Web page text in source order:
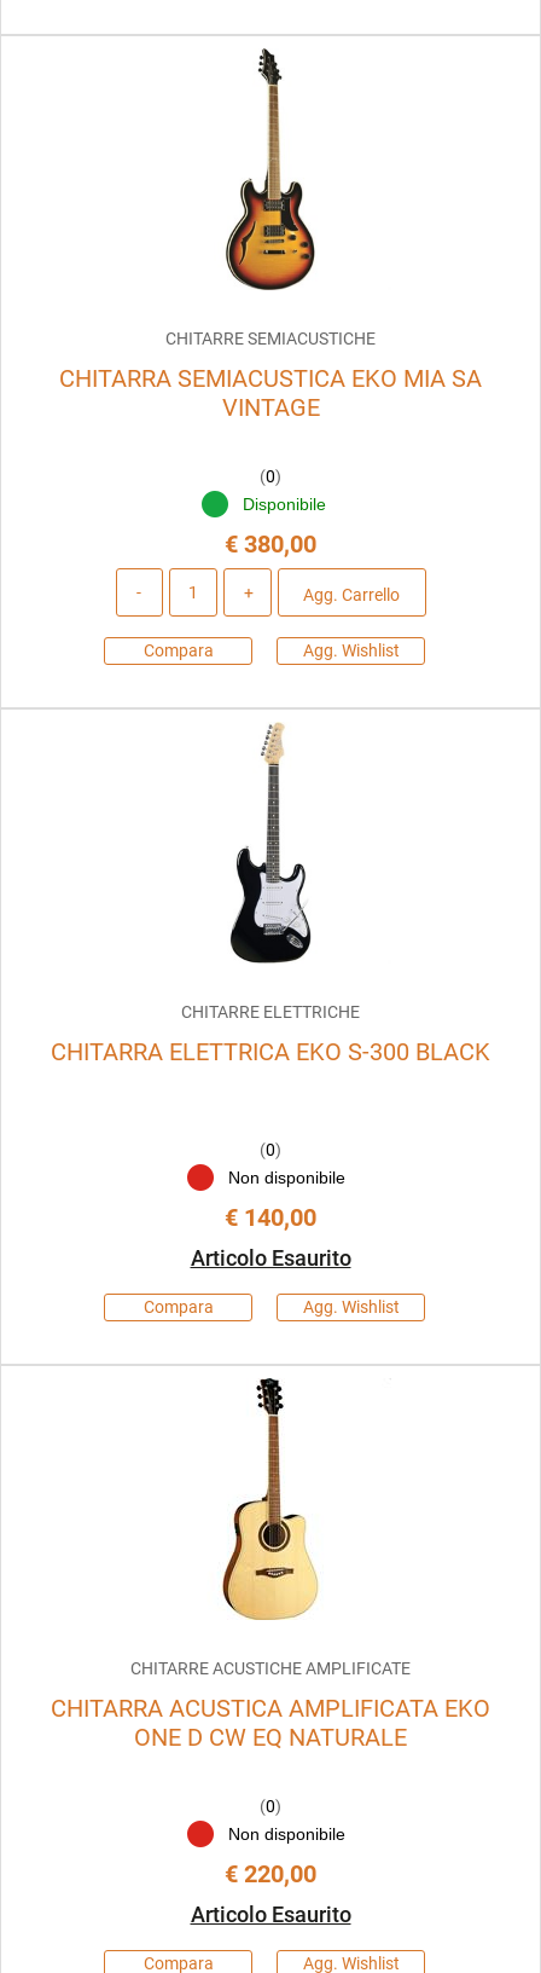
CHITARRE SEMIACUSTICHE
CHITARRA SEMIACUSTICA EKO MIA SA
VINTAGE
(0)
Disponibile
€ 380,00
Agg. Carrello
Compara Agg. Wishlist
CHITARRE ELETTRICHE
CHITARRA ELETTRICA EKO S-300 BLACK
(0)
Non disponibile
€ 140,00
Articolo Esaurito
Compara Agg. Wishlist
CHITARRE ACUSTICHE AMPLIFICATE
CHITARRA ACUSTICA AMPLIFICATA EKO
ONE D CW EQ NATURALE
(0)
Non disponibile
€ 220,00
Articolo Esaurito
Compara Agg. Wishlist